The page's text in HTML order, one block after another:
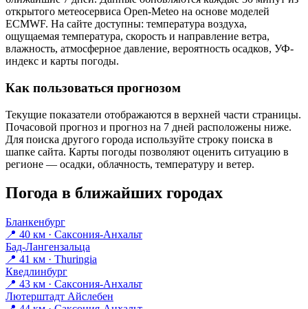
открытого метеосервиса Open-Meteo на основе моделей
ECMWF. На сайте доступны: температура воздуха,
ощущаемая температура, скорость и направление ветра,
влажность, атмосферное давление, вероятность осадков, УФ-
индекс и карты погоды.
Как пользоваться прогнозом
Текущие показатели отображаются в верхней части страницы.
Почасовой прогноз и прогноз на 7 дней расположены ниже.
Для поиска другого города используйте строку поиска в
шапке сайта. Карты погоды позволяют оценить ситуацию в
регионе — осадки, облачность, температуру и ветер.
Погода в ближайших городах
Бланкенбург
📍 40 км · Саксония-Анхальт
Бад-Лангензальца
📍 41 км · Thuringia
Кведлинбург
📍 43 км · Саксония-Анхальт
Лютерштадт Айслебен